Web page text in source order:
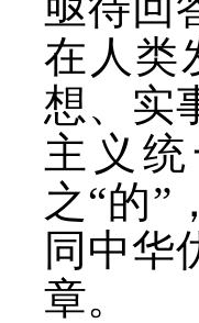
在人类
想、实
主义
之“的”
同中华
章。